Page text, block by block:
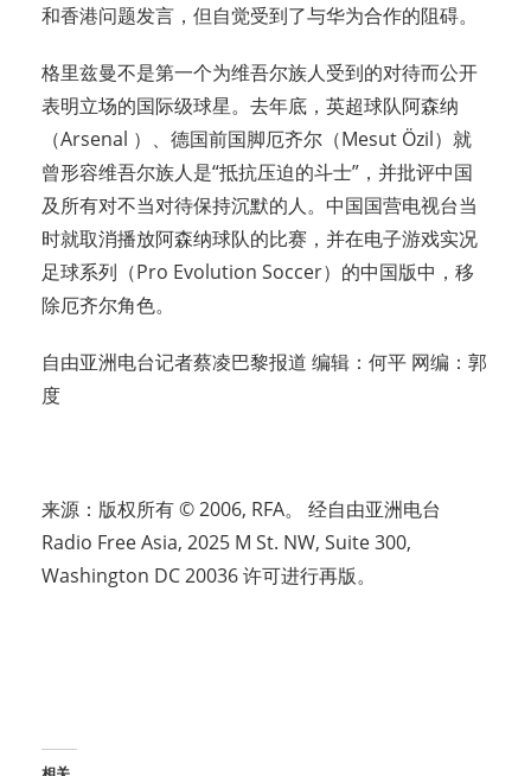
和香港问题发言，但自觉受到了与华为合作的阻碍。
格里兹曼不是第一个为维吾尔族人受到的对待而公开
表明立场的国际级球星。去年底，英超球队阿森纳
（Arsenal ）、德国前国脚厄齐尔（Mesut Özil）就
曾形容维吾尔族人是“抵抗压迫的斗士”，并批评中国
及所有对不当对待保持沉默的人。中国国营电视台当
时就取消播放阿森纳球队的比赛，并在电子游戏实况
足球系列（Pro Evolution Soccer）的中国版中，移
除厄齐尔角色。
自由亚洲电台记者蔡凌巴黎报道 编辑：何平 网编：郭
度
来源：版权所有 © 2006, RFA。 经自由亚洲电台
Radio Free Asia, 2025 M St. NW, Suite 300,
Washington DC 20036 许可进行再版。